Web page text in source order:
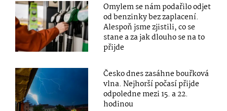
Omylem se nám podařilo odjet
od benzinky bez zaplacení.
Alespoň jsme zjistili, co se
stane a za jak dlouho se na to
přijde
Česko dnes zasáhne bouřková
vlna. Nejhorší počasí přijde
odpoledne mezi 15. a 22.
hodinou